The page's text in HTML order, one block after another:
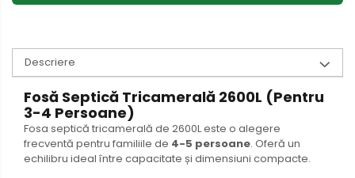
Descriere
Fosă Septică Tricamerală 2600L (Pentru
3-4 Persoane)
Fosa septică tricamerală de 2600L este o alegere
frecventă pentru familiile de 4-5 persoane. Oferă un
echilibru ideal între capacitate și dimensiuni compacte.